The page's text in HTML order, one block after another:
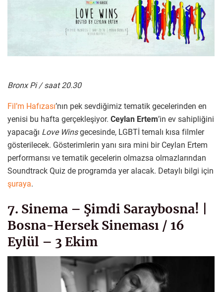
Bronx Pi / saat 20.30
Fil’m Hafızası’nın pek sevdiğimiz tematik gecelerinden en
yenisi bu hafta gerçekleşiyor. Ceylan Ertem’in ev sahipliğini
yapacağı Love Winsgecesinde, LGBTİ temalı kısa filmler
gösterilecek. Gösterimlerin yanı sıra mini bir Ceylan Ertem
performansı ve tematik gecelerin olmazsa olmazlarından
Soundtrack Quiz de programda yer alacak. Detaylı bilgi için
şuraya.
7. Sinema – Şimdi Saraybosna! |
Bosna-Hersek Sineması / 16
Eylül – 3 Ekim